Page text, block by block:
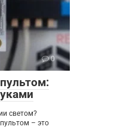
0
светом?
– это